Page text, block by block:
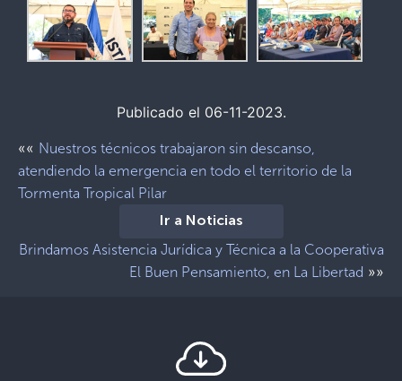
Publicado el 06-11-2023.
«« Nuestros técnicos trabajaron sin descanso,
atendiendo la emergencia en todo el territorio de la
Tormenta Tropical Pilar
Ir a Noticias
Brindamos Asistencia Jurídica y Técnica a la Cooperativa
El Buen Pensamiento, en La Libertad »»